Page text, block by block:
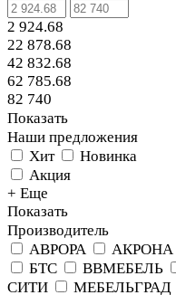
2 924.68
22 878.68
42 832.68
62 785.68
82 740
Показать
Наши предложения
Хит
Новинка
Акция
+ Еще
Показать
Производитель
АВРОРА
АКРОНА
БТС
ВВМЕБЕЛЬ
СИТИ
МЕБЕЛЬГРАД